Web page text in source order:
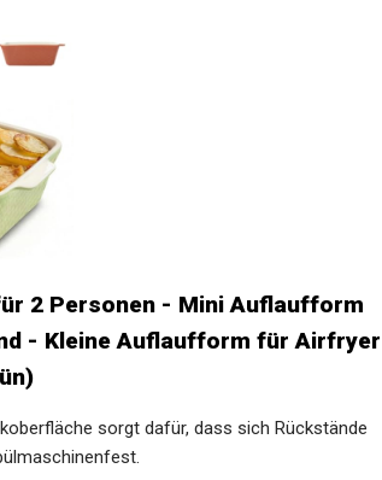
2 Personen - Mini Auflaufform
- Kleine Auflaufform für Airfryer
sorgt dafür, dass sich Rückstände